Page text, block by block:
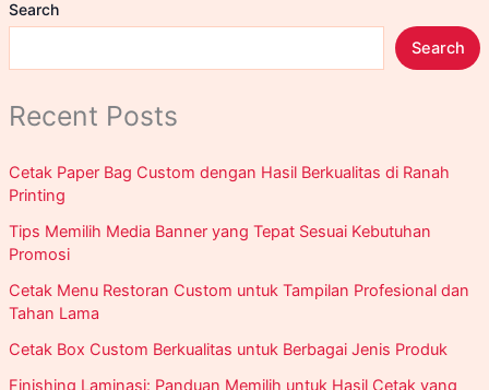
Search
Search
Recent Posts
Cetak Paper Bag Custom dengan Hasil Berkualitas di Ranah
Printing
Tips Memilih Media Banner yang Tepat Sesuai Kebutuhan
Promosi
Cetak Menu Restoran Custom untuk Tampilan Profesional dan
Tahan Lama
Cetak Box Custom Berkualitas untuk Berbagai Jenis Produk
Finishing Laminasi: Panduan Memilih untuk Hasil Cetak yang